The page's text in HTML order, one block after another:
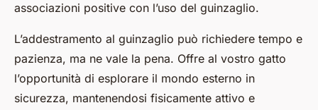
associazioni positive con l’uso del guinzaglio.
L’addestramento al guinzaglio può richiedere tempo e
pazienza, ma ne vale la pena. Offre al vostro gatto
l’opportunità di esplorare il mondo esterno in
sicurezza, mantenendosi fisicamente attivo e